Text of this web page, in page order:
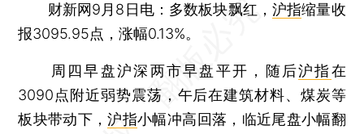
财新网9月8日电：多数板块飘红，沪指缩量收
报3095.95点，涨幅0.13%。
周四早盘沪深两市早盘平开，随后沪指在
3090点附近弱势震荡，午后在建筑材料、煤炭等
板块带动下，沪指小幅冲高回落，临近尾盘小幅翻